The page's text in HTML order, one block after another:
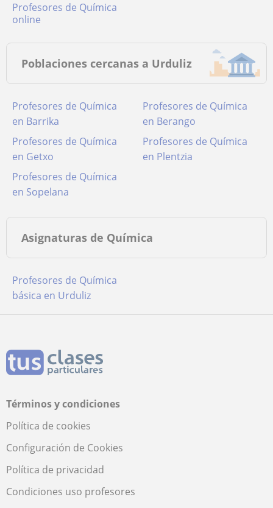
Profesores de Química
online
Poblaciones cercanas a Urduliz
Profesores de Química
en Barrika
Profesores de Química
en Berango
Profesores de Química
en Getxo
Profesores de Química
en Plentzia
Profesores de Química
en Sopelana
Asignaturas de Química
Profesores de Química
básica en Urduliz
Términos y condiciones
Política de cookies
Configuración de Cookies
Política de privacidad
Condiciones uso profesores